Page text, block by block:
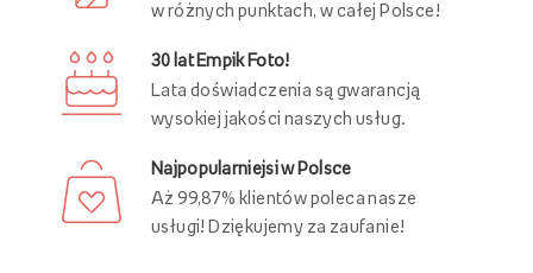
w różnych punktach, w całej Polsce!
30 lat Empik Foto!
Lata doświadczenia są gwarancją
wysokiej jakości naszych usług.
Najpopularniejsi w Polsce
Aż 99,87% klientów poleca nasze
usługi! Dziękujemy za zaufanie!